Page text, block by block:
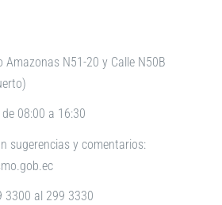
Amazonas N51-20 y Calle N50B
08:00 a 16:30
sugerencias y comentarios:
3300 al 299 3330